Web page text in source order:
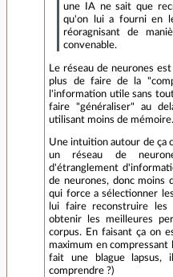
une IA ne sait que
qu'on lui a fourni en
réoragnisant de
convenable.
Le réseau de neurones
plus de faire de la
l'information utile sans
faire "généraliser" au
utilisant moins de mémoire.
Une intuition autour de ça
un réseau de
d'étranglement
de neurones, donc moins
qui force a sélectionner
lui faire reconstruire les
obtenir les meilleures
corpus. En faisant ça on
maximum en
fait une blague lapsus,
comprendre ?)